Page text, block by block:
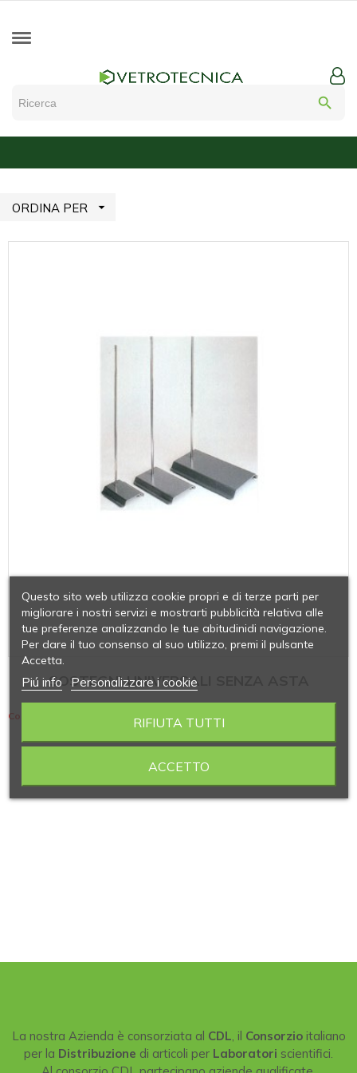
search
ORDINA PER 
SOSTEGNI UNIVERSALI SENZA ASTA
Contiene 3 articoli
La nostra Azienda è consorziata al CDL , il Consorzioitaliano
per la Distribuzione di articoli per Laboratori scientifici.
Questo sito web utilizza cookie propri e di terze parti per
migliorare i nostri servizi e mostrarti pubblicità relativa alle
tue preferenze analizzando le tue abitudinidi navigazione.
Per dare il tuo consenso al suo utilizzo, premi il pulsante
Accetta.
Piú info Personalizzare i cookie
RIFIUTA TUTTI
ACCETTO